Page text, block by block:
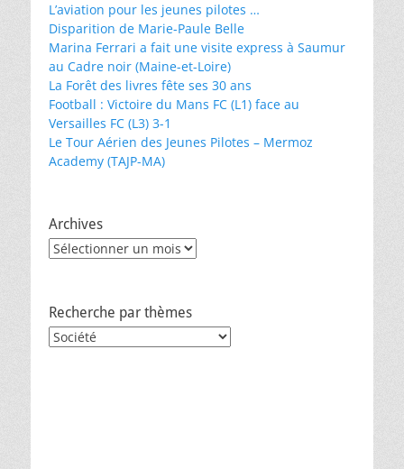
L’aviation pour les jeunes pilotes …
Disparition de Marie-Paule Belle
Marina Ferrari a fait une visite express à Saumur
au Cadre noir (Maine-et-Loire)
La Forêt des livres fête ses 30 ans
Football : Victoire du Mans FC (L1) face au
Versailles FC (L3) 3-1
Le Tour Aérien des Jeunes Pilotes – Mermoz
Academy (TAJP-MA)
Archives
Archives
Recherche par thèmes
Recherche